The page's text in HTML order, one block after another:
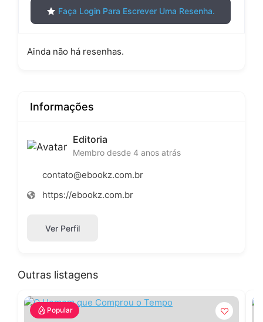
Faça Login Para Escrever Uma Resenha.
Ainda não há resenhas.
Informações
Editoria
Membro desde 4 anos atrás
contato@ebookz.com.br
https://ebookz.com.br
Ver Perfil
Outras listagens
Popular